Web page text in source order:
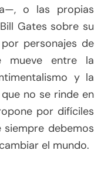
o las propias
Gates sobre su
personajes de
mueve entre la
y la
no se rinde en
por difíciles
debemos
el mundo.